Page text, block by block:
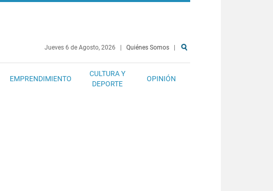
Jueves 6 de Agosto, 2026 Quiénes Somos
EMPRENDIMIENTO
CULTURA Y
DEPORTE
OPINIÓN